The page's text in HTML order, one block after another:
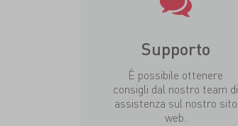
Supporto
È possibile ottenere
consigli dal nostro team di
assistenza sul nostro sito
web.